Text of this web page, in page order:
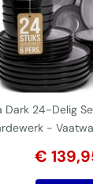
Dark 24-Delig
-
€